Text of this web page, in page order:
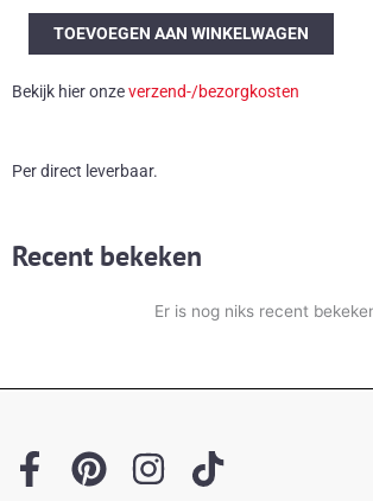
Hoogpolig
vloerkleed
TOEVOEGEN AAN WINKELWAGEN
Bekijk hier onzeverzend-/bezorgkosten
Per direct leverbaar.
Recent bekeken
Er is nog niks recent
F
P
I
T